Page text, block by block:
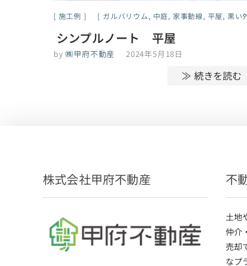
施工例 ガルバリウム, 中庭, 家事動線, 平屋, 黒い
シンプルノート 平屋
by ㈱甲府不動産 2024年5月18日
≫ 続きを読む
株式会社甲府不動産 不
土地
仲介
売却
なプ